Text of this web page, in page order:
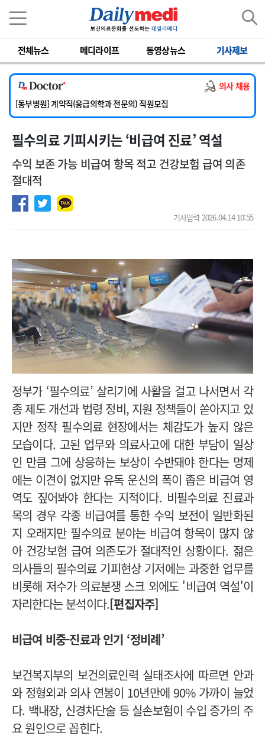
전체뉴스 메디라이프 동영상뉴스 기사제보
의사 채용
[서울아산병원] 2026년 하반기 인턴 모집
[영남대학교의료원] 마취통증의학과 임기제 임상의사 채용
[충남대학교병원] 소아청소년과(소아응급전담) 계약직 의사 공개채용
[동부병원] 계약직(응급의학과 전문의) 직원모집
[이대목동병원] 하반기 전공의(레지던트1년차) 모집
[서울아산병원] 2026년 하반기 인턴 모집
필수의료 기피시키는 ‘비급여 진료’ 역설
수익 보존 가능 비급여 항목 적고 건강보험 급여 의존
절대적
기사입력 2026.04.14 10:55
정부가 ‘필수의료’ 살리기에 사활을 걸고 나서면서 각
종 제도 개선과 법령 정비, 지원 정책들이 쏟아지고 있
지만 정작 필수의료 현장에서는 체감도가 높지 않은
모습이다. 고된 업무와 의료사고에 대한 부담이 일상
인 만큼 그에 상응하는 보상이 수반돼야 한다는 명제
에는 이견이 없지만 유독 운신의 폭이 좁은 비급여 영
역도 짚어봐야 한다는 지적이다. 비필수의료 진료과
목의 경우 각종 비급여를 통한 수익 보전이 일반화된
지 오래지만 필수의료 분야는 비급여 항목이 많지 않
아 건강보험 급여 의존도가 절대적인 상황이다. 젊은
의사들의 필수의료 기피현상 기저에는 과중한 업무를
비롯해 저수가 의료분쟁 스크 외에도 '비급여 역설'이
자리한다는 분석이다.[편집자주]
비급여 비중-진료과 인기 ‘정비례’
보건복지부의 보건의료인력 실태조사에 따르면 안과
와 정형외과 의사 연봉이 10년만에 90% 가까이 늘었
다. 백내장, 신경차단술 등 실손보험이 수입 증가의 주
요 원인으로 꼽힌다.